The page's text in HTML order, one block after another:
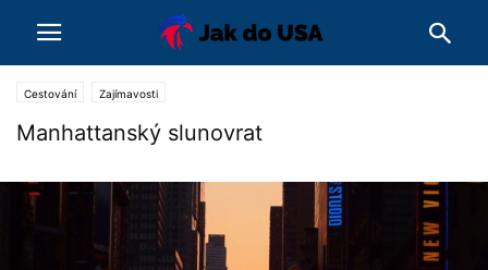
Cestování Zajímavosti
Manhattanský slunovrat